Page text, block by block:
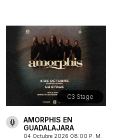
C3 Stage
AMORPHIS EN
GUADALAJARA
04 Octubre 2026 08:00 P. M.